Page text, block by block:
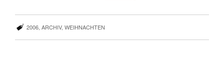
2006, ARCHIV, WEIHNACHTEN